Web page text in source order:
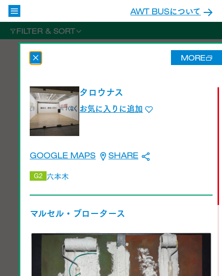
AWT BUSについて
FILTER & SORT
MORE
タロウナス
お気に入りに追加
GOOGLE MAPS SHARE
G2 六本木
マルセル・ブロータース